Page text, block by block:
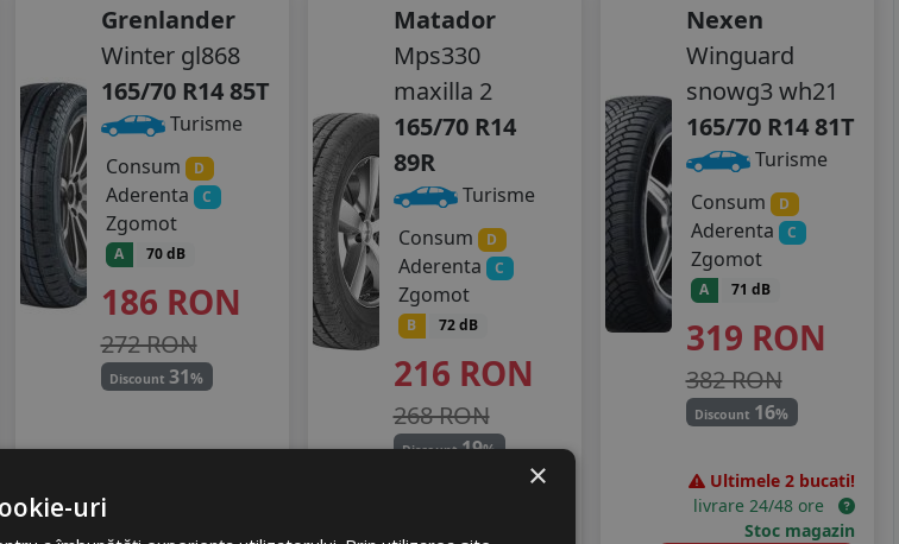
Grenlander
Winter gl868
165/70 R14 85T
Turisme
Consum
D
Aderenta C
Zgomot
A 70 dB
186 RON
272 RON
Discount31%
Matador
Mps330
maxilla 2
165/70 R14
89R
Turisme
Consum
D
Aderenta C
Zgomot
B 72 dB
216 RON
268 RON
Discount19%
Ultimele 2 bucati!
Nexen
Winguard
snowg3 wh21
165/70 R14 81T
Turisme
Consum
D
Aderenta C
Zgomot
A 71 dB
319 RON
382 RON
Discount 16%
Ultimele 2 bucati!
livrare 24/48 ore
Stoc magazin
×
uri